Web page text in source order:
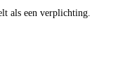
als een verplichting.